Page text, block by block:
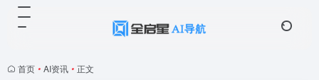
首页 • AI资讯 • 正文